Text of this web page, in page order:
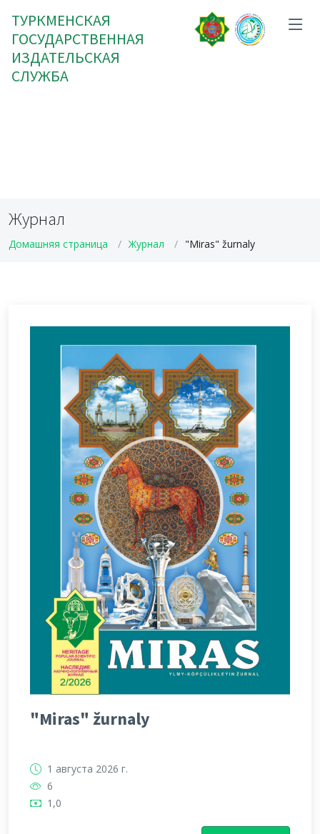
ТУРКМЕНСКАЯ
ГОСУДАРСТВЕННАЯ
ИЗДАТЕЛЬСКАЯ
СЛУЖБА
Журнал
Домашняя страница Журнал "Miras" žurnaly
"Miras" žurnaly
1 августа 2026 г.
6
1,0